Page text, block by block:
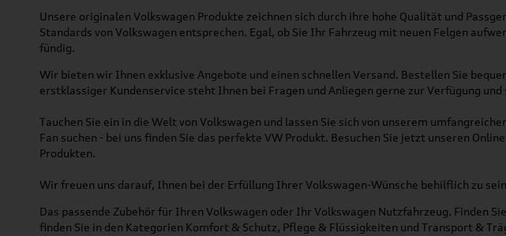
Unsere originalen Volkswagen Produkte zeichnen sich durch ihre hohe Qualität und
Standards von Volkswagen entsprechen. Egal, ob Sie Ihr Fahrzeug mit neuen Felgen
fündig.
Wir bieten wir Ihnen exklusive Angebote und einen schnellen Versand. Bestellen Sie
erstklassiger Kundenservice steht Ihnen bei Fragen und Anliegen gerne zur Verfügung
Tauchen Sie ein in die Welt von Volkswagen und lassen Sie sich von unserem
Fan suchen - bei uns finden Sie das perfekte VW Produkt. Besuchen Sie jetzt unseren
Produkten.
Wir freuen uns darauf, Ihnen bei der Erfüllung Ihrer Volkswagen-Wünsche behilflich zu
Das passende Zubehör für Ihren Volkswagen oder Ihr Volkswagen Nutzfahrzeug. Finden
finden Sie in den Kategorien Komfort & Schutz, Pflege & Flüssigkeiten und Transport &